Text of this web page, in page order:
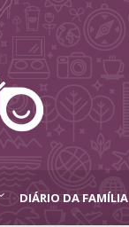
DIÁRIO DA FAMÍLIA